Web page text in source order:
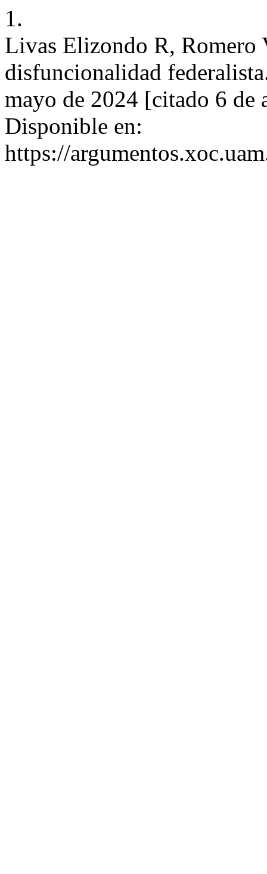
1.
Livas Elizondo R, Romero
disfuncionalidad
mayo de 2024 [citado 6
Disponible en:
https://